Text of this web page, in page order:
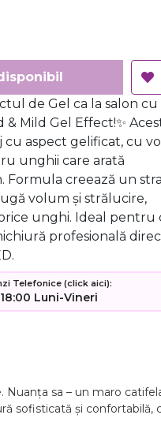
de Gel ca la salon cu
Mild Gel Effect!✨
cu aspect gelificat, cu
unghii care arată
Formula creează un
volum și strălucire,
unghi. Ideal pentru
profesională
Telefonice (click aici):
Luni-Vineri
sa – un maro
sofisticată și confortabilă,